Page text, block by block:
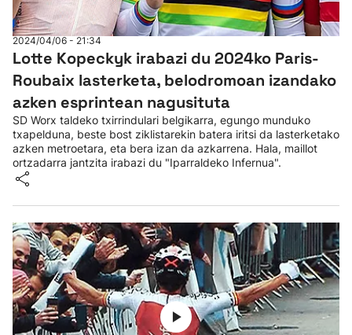
2024/04/06 - 21:34
Lotte Kopeckyk irabazi du 2024ko Paris-
Roubaix lasterketa, belodromoan izandako
azken esprintean nagusituta
SD Worx taldeko txirrindulari belgikarra, egungo munduko
txapelduna, beste bost ziklistarekin batera iritsi da lasterketako
azken metroetara, eta bera izan da azkarrena. Hala, maillot
ortzadarra jantzita irabazi du "Iparraldeko Infernua".